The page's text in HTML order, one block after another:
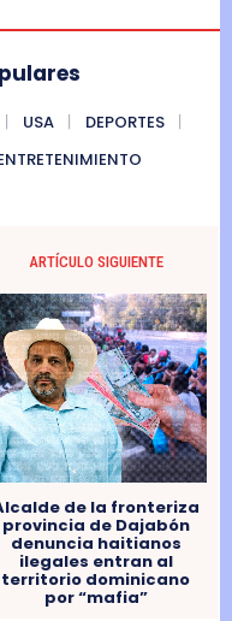
USA
DEPORTES
ARTÍCULO SIGUIENTE
de la fronteriza
provincia de Dajabón
denuncia haitianos
ilegales entran al
territorio dominicano
por “mafia”